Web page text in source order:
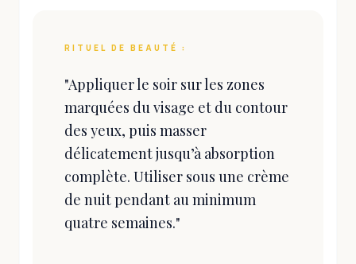
RITUEL DE BEAUTÉ :
"Appliquer le soir sur les zones
marquées du visage et du contour
des yeux, puis masser
délicatement jusqu’à absorption
complète. Utiliser sous une crème
de nuit pendant au minimum
quatre semaines."